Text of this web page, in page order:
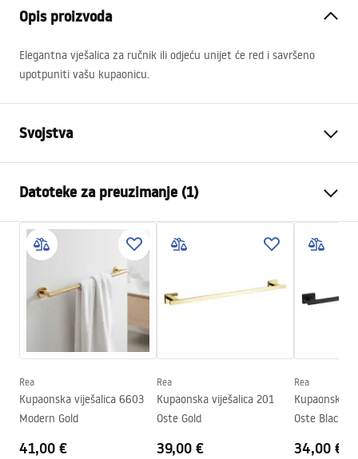
Opis proizvoda
Elegantna vješalica za ručnik ili odjeću unijet će red i savršeno
upotpuniti vašu kupaonicu.
Svojstva
Materijal
Metal
Način montaže
Na vijke
Širina
630
Dubina
70mm
Jamstvo
Datoteke za preuzimanje (1)
Jamstveni uvjeti
Warranty_Terms_and_Conditions_Accessories_-_24.pdf
Rea
Kupaonska viješalica 6603
Modern Gold
41,00 €
Rea
Kupaonska viješalica 201
Oste Gold
39,00 €
Rea
Kupaonska
Oste Black
34,00 €